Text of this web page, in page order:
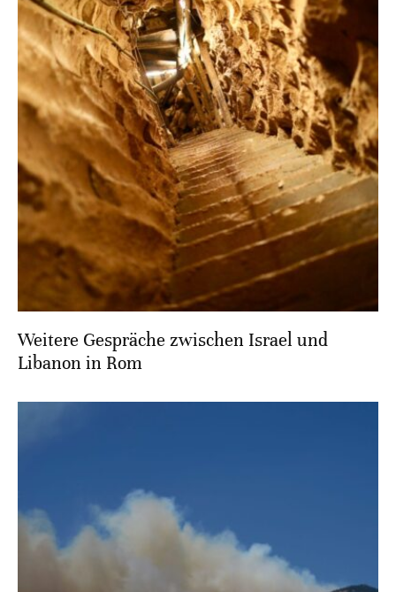
Weitere Gespräche zwischen Israel und
Libanon in Rom